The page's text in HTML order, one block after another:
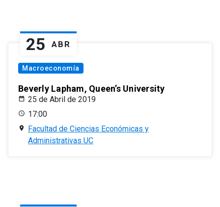
25 ABR
Macroeconomía
Beverly Lapham, Queen’s University
25 de Abril de 2019
17:00
Facultad de Ciencias Económicas y
Administrativas UC